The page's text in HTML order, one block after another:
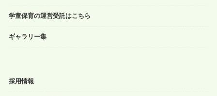
学童保育の運営受託はこちら
ギャラリー集
採用情報